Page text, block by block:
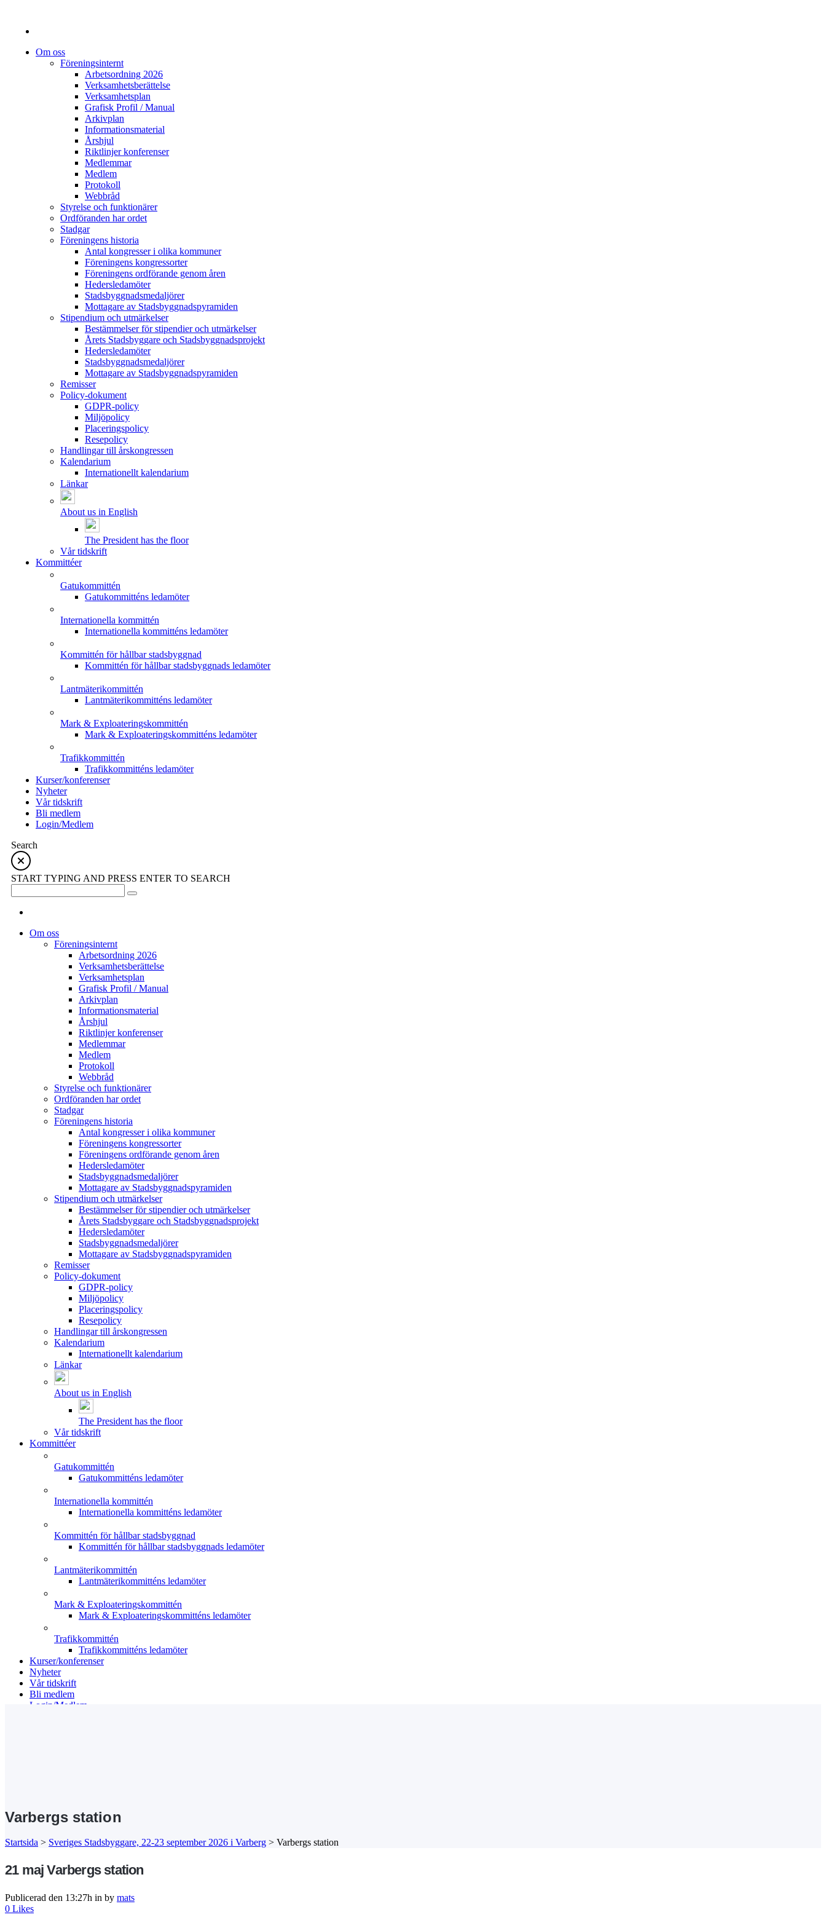
Om oss
Föreningsinternt
Arbetsordning 2026
Verksamhetsberättelse
Verksamhetsplan
Grafisk Profil / Manual
Arkivplan
Informationsmaterial
Årshjul
Riktlinjer konferenser
Medlemmar
Medlem
Protokoll
Webbråd
Styrelse och funktionärer
Ordföranden har ordet
Stadgar
Föreningens historia
Antal kongresser i olika kommuner
Föreningens kongressorter
Föreningens ordförande genom åren
Hedersledamöter
Stadsbyggnadsmedaljörer
Mottagare av Stadsbyggnadspyramiden
Stipendium och utmärkelser
Bestämmelser för stipendier och utmärkelser
Årets Stadsbyggare och Stadsbyggnadsprojekt
Hedersledamöter
Stadsbyggnadsmedaljörer
Mottagare av Stadsbyggnadspyramiden
Remisser
Policy-dokument
GDPR-policy
Miljöpolicy
Placeringspolicy
Resepolicy
Handlingar till årskongressen
Kalendarium
Internationellt kalendarium
Länkar
About us in English
The President has the floor
Vår tidskrift
Kommittéer
Gatukommittén
Gatukommitténs ledamöter
Internationella kommittén
Internationella kommitténs ledamöter
Kommittén för hållbar stadsbyggnad
Kommittén för hållbar stadsbyggnads ledamöter
Lantmäterikommittén
Lantmäterikommitténs ledamöter
Mark & Exploateringskommittén
Mark & Exploateringskommitténs ledamöter
Trafikkommittén
Trafikkommitténs ledamöter
Kurser/konferenser
Nyheter
Vår tidskrift
Bli medlem
Login/Medlem
Search
START TYPING AND PRESS ENTER TO SEARCH
Om oss
Föreningsinternt
Arbetsordning 2026
Verksamhetsberättelse
Verksamhetsplan
Grafisk Profil / Manual
Arkivplan
Informationsmaterial
Årshjul
Riktlinjer konferenser
Medlemmar
Medlem
Protokoll
Webbråd
Styrelse och funktionärer
Ordföranden har ordet
Stadgar
Föreningens historia
Antal kongresser i olika kommuner
Föreningens kongressorter
Föreningens ordförande genom åren
Hedersledamöter
Stadsbyggnadsmedaljörer
Mottagare av Stadsbyggnadspyramiden
Stipendium och utmärkelser
Bestämmelser för stipendier och utmärkelser
Årets Stadsbyggare och Stadsbyggnadsprojekt
Hedersledamöter
Stadsbyggnadsmedaljörer
Mottagare av Stadsbyggnadspyramiden
Remisser
Policy-dokument
GDPR-policy
Miljöpolicy
Placeringspolicy
Resepolicy
Handlingar till årskongressen
Kalendarium
Internationellt kalendarium
Länkar
About us in English
The President has the floor
Vår tidskrift
Kommittéer
Gatukommittén
Gatukommitténs ledamöter
Internationella kommittén
Internationella kommitténs ledamöter
Kommittén för hållbar stadsbyggnad
Kommittén för hållbar stadsbyggnads ledamöter
Lantmäterikommittén
Lantmäterikommitténs ledamöter
Mark & Exploateringskommittén
Mark & Exploateringskommitténs ledamöter
Trafikkommittén
Trafikkommitténs ledamöter
Kurser/konferenser
Nyheter
Vår tidskrift
Bli medlem
Login/Medlem
Varbergs station
Startsida > Sveriges Stadsbyggare, 22-23 september 2026 i Varberg > Varbergs station
21 maj Varbergs station
Publicerad den 13:27h in by mats
0 Likes